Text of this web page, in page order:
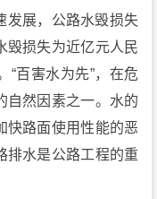
发展，公路水毁损失
毁损失为近亿元人民
“百害水为先”，在危
自然因素之一。水的
快路面使用性能的恶
排水是公路工程的重